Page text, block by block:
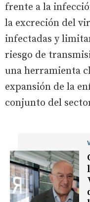
frente a la
la excreción del
infectadas y
riesgo de
una herramienta
expansión de la
conjunto del